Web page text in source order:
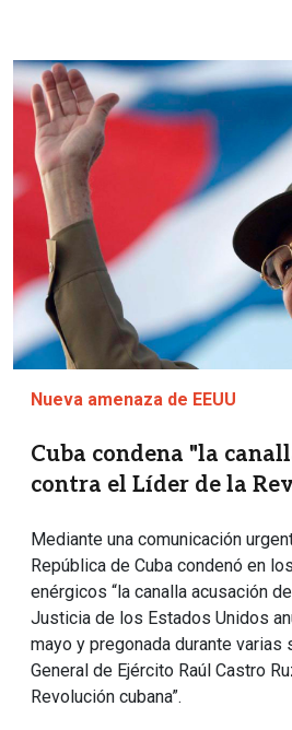
Imagen
Nueva amenaza de EEUU
Cuba condena "la
contra el Líder de la
Mediante una comunicación
República de Cuba condenó en
enérgicos “la canalla acusación
Justicia de los Estados Unidos
mayo y pregonada durante varias
General de Ejército Raúl Castro
Revolución cubana”.